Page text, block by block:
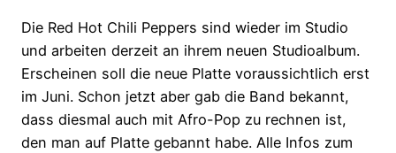
Die Red Hot Chili Peppers sind wieder im Studio
und arbeiten derzeit an ihrem neuen Studioalbum.
Erscheinen soll die neue Platte voraussichtlich erst
im Juni. Schon jetzt aber gab die Band bekannt,
dass diesmal auch mit Afro-Pop zu rechnen ist,
den man auf Platte gebannt habe. Alle Infos zum